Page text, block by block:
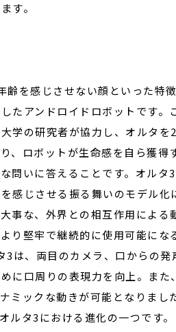
す。
を感じさせない顔といった特
たアンドロイドロボットです。
学の研究者が協力し、オルタ
、ロボットが生命感を自ら獲得
問いに答えることです。オルタ
感じさせる振る舞いのモデル化
事な、外界との相互作用による
り堅牢で継続的に使用可能にな
は、両目のカメラ、口からの発
に口周りの表現力を向上。また
ミックな動きが可能となりまし
ルタ3における進化の一つです。